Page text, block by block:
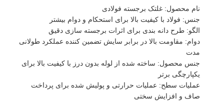
نام محصول: غلتک برجسته فولادی
جنس: فولاد با کیفیت بالا برای استحکام و دوام بیشتر
الگو: طرح دانه بندی برای اثرات برجسته سازی دقیق
دوام: مقاومت بالا در برابر سایش تضمین کننده عملکرد طولانی
مدت
جنس محصول: ساخته شده از لوله بدون درز با کیفیت بالا برای
یکپارچگی برتر
عملیات سطح: عملیات حرارتی و پولیش شده برای پرداخت
صاف و افزایش سختی